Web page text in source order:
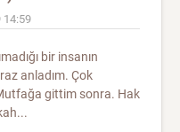
14:59
bir insanın
anladım. Çok
gittim sonra. Hak